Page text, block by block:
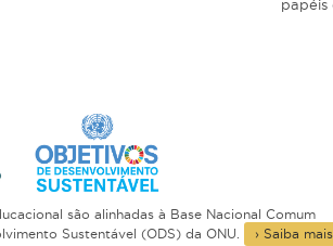
papéis
são alinhadas à Base Nacional Comum
Sustentável (ODS) da ONU.
› Saiba mais